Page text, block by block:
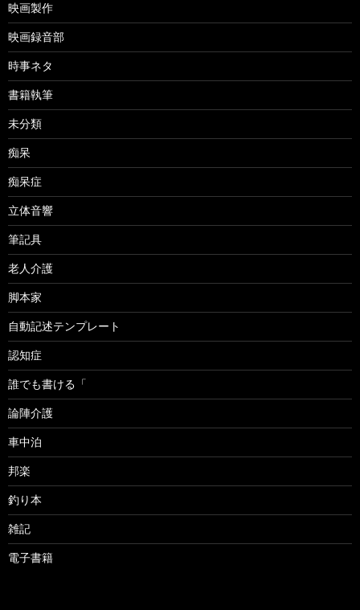
映画製作
映画録音部
時事ネタ
書籍執筆
未分類
痴呆
痴呆症
立体音響
筆記具
老人介護
脚本家
自動記述テンプレート
認知症
誰でも書ける「
論陣介護
車中泊
邦楽
釣り本
雑記
電子書籍